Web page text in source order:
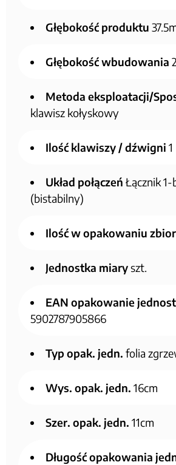
Głębokość produktu
Głębokość wbudowania
Metoda eksploatacji/
klawisz kołyskowy
Ilość klawiszy / dźwigni 1
Układ połączeń Łącznik
(bistabilny)
Ilość w opakowaniu
Jednostka miaryszt.
EAN opakowanie
5902787905866
Typ opak. jedn. folia
Wys. opak. jedn. 16cm
Szer. opak. jedn. 11cm
Długość opakowania